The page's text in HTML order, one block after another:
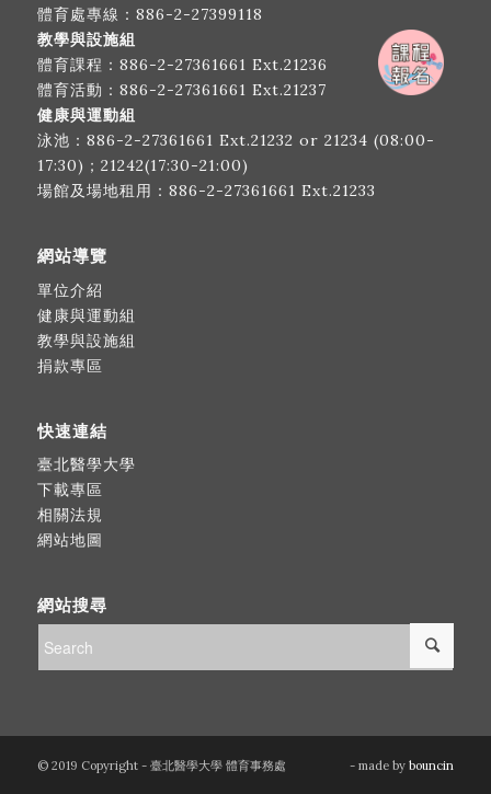
體育處專線： 886-2-27399118
教學與設施組
體育課程： 886-2-27361661 Ext.21236
體育活動： 886-2-27361661 Ext.21237
健康與運動組
泳池： 886-2-27361661 Ext.21232 or 21234 (08:00-
17:30)；21242(17:30-21:00)
場館及場地租用： 886-2-27361661 Ext.21233
網站導覽
單位介紹
健康與運動組
教學與設施組
捐款專區
快速連結
臺北醫學大學
下載專區
相關法規
網站地圖
網站搜尋
© 2019 Copyright - 臺北醫學大學 體育事務處 - made bybouncin